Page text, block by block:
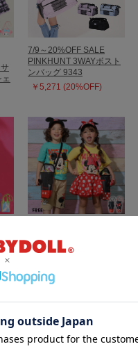
7/9～20%OFF SALE
PINKHUNT 3WAYボスト
ンバッグ 9343
￥5,271 (20%OFF)
4/3一部再販 ディズニー
マルチケース 9234
￥3,190